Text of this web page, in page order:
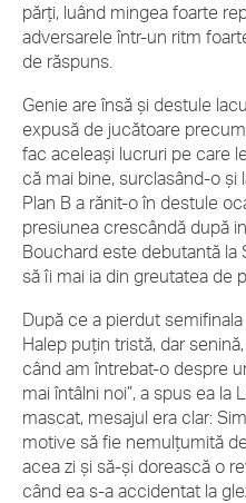
părți, luând mingea foarte
adversarele într-un ritm
de răspuns.
Genie are însă și destule
expusă de jucătoare
fac aceleași lucruri pe care
că mai bine, surclasând-o și
Plan B a rănit-o în destule
presiunea crescândă după
Bouchard este debutantă la
să îi mai ia din greutatea de
După ce a pierdut
Halep puțin tristă, dar
când am întrebat-o despre
mai întâlni noi”, a spus ea la
mascat, mesajul era clar:
motive să fie nemulțumită
acea zi și să-și dorească o
când ea s-a accidentat la